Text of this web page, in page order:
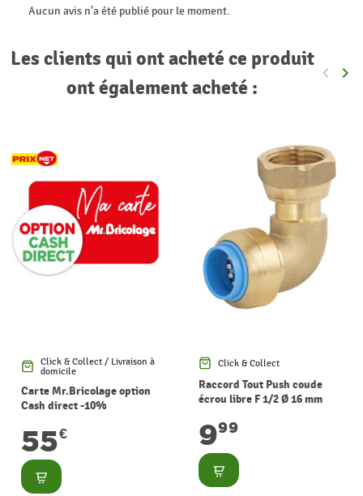
Aucun avis n'a été publié pour le moment.
Les clients qui ont acheté ce produit
ont également acheté :
keyboard_arrow_left keyboard_arrow_right
Click & Collect / Livraison à
domicile
Carte Mr.Bricolage option
Cash direct -10%
55€
Consulter
Click & Collect
Raccord Tout Push coude
écrou libre F 1/2 Ø 16 mm
999
Consulter